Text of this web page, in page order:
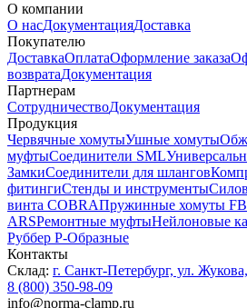
О компании
О насДокументацияДоставка
Покупателю
ДоставкаОплатаОформление заказа
возвратаДокументация
Партнерам
СотрудничествоДокументация
Продукция
Червячные хомутыУшные хомуты
муфтыСоединители SML
ЗамкиСоединители для шлангов
фитингиСтенды и инструменты
винта COBRAПружинные хомуты
ARSРемонтные муфтыНейлоновые
Руббер Р-Образные
Контакты
Склад: г. Санкт-Петербург, ул.
8 (800) 350-98-09
info@norma-clamp.ru